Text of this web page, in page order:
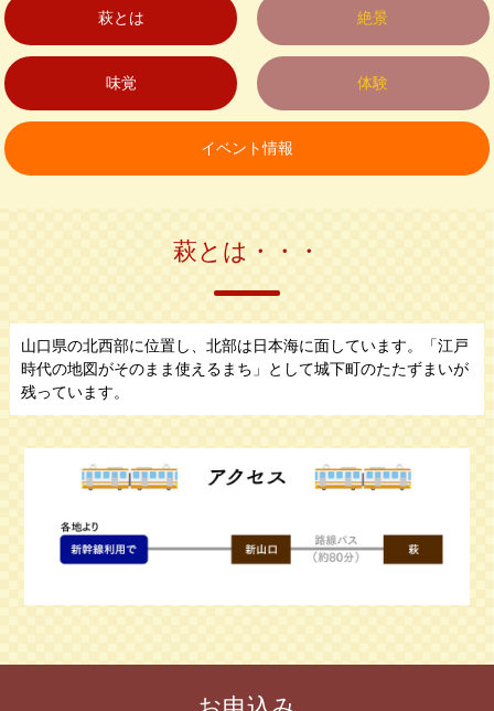
萩とは 絶景
味覚 体験
イベント情報
萩とは・・・
山口県の北西部に位置し、北部は日本海に面しています。「江戸
時代の地図がそのまま使えるまち」として城下町のたたずまいが
残っています。